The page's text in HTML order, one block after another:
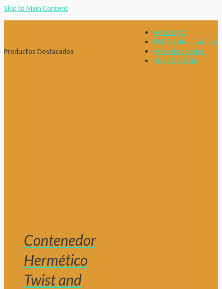
Skip to Main Content
Aviso legal
Política de privacidad
Aviso de cookies
Mapa Del Sitio
Productos Destacados
Contenedor
Hermético
Twist and